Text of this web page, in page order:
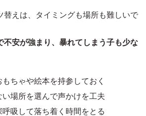
替えは、タイミングも場所も難しいで
不安が強まり、暴れてしまう子も少な
ちゃや絵本を持参しておく
場所を選んで声かけを工夫
吸して落ち着く時間をとる